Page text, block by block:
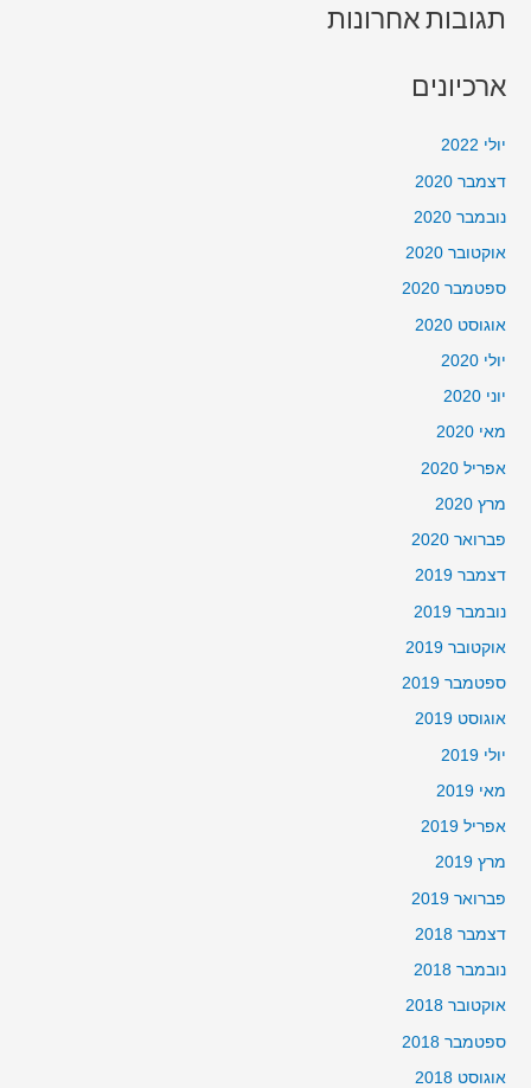
תגובות אחרונות
ארכיונים
יולי 2022
דצמבר 2020
נובמבר 2020
אוקטובר 2020
ספטמבר 2020
אוגוסט 2020
יולי 2020
יוני 2020
מאי 2020
אפריל 2020
מרץ 2020
פברואר 2020
דצמבר 2019
נובמבר 2019
אוקטובר 2019
ספטמבר 2019
אוגוסט 2019
יולי 2019
מאי 2019
אפריל 2019
מרץ 2019
פברואר 2019
דצמבר 2018
נובמבר 2018
אוקטובר 2018
ספטמבר 2018
אוגוסט 2018